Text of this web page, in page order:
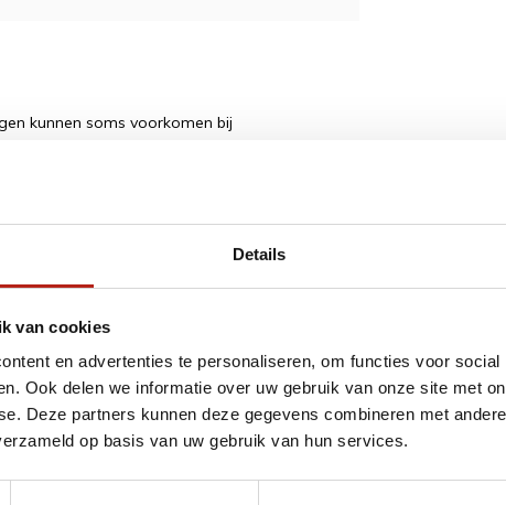
Details
van cookies
en advertenties te personaliseren, om functies voor
Ook delen we informatie over uw gebruik van onze site met
Deze partners kunnen deze gegevens combineren met
op basis van uw gebruik van hun services.
kunnen soms voorkomen bij
van hun, en proberen z.s.m te
'm!
43 x 33 cm met eigen